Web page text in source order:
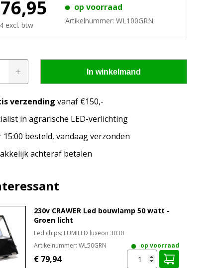
passen op mijn
model en het bouwjaar van jouw trekker en
lampen de LED configurator jou aanbeveelt!
excl. btw
op voorraad
Artikelnummer: WL100GRN
In winkelmand
verzending vanaf €150,-
in agrarische LED-verlichting
15:00 besteld, vandaag verzonden
achteraf betalen
230v CRAWER Led bouwlamp 50 watt -
Groen licht
Led chips: LUMILED luxeon 3030
Artikelnummer: WL50GRN op voorraad
€ 79,94